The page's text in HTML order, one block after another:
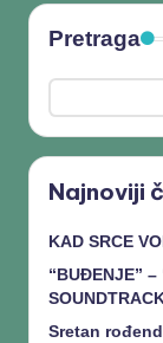
Pretraga
Najnoviji
KAD SRCE
“BUĐENJE” –
Sretan